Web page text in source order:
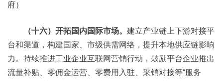
府）
（十六）开拓国内国际市场。 建立产业链上下游对接平
台和渠道，构建国家、市级供需网络，提升本地供应链影响
力。持续推进工业企业互联网营销行动，鼓励平台企业推出
流量补贴、零佣金运营、零费用入驻、采销对接等“服务